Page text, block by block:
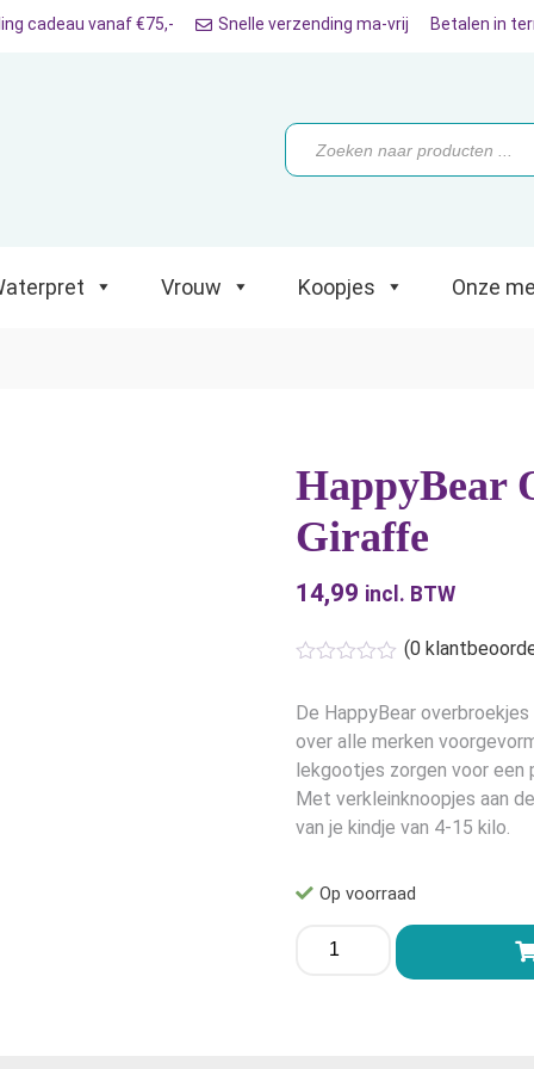
Koopjes Onze merken
cadeau vanaf €75,- Snelle verzending ma-vrij Betalen in
Producten
zoeken
Vrouw Koopjes Onze
HappyBear
Giraffe
14,99 incl. BTW
(0
De HappyBear
over alle merken
lekgootjes zorgen voor
Met verkleinknoopjes aan
van je kindje van 4-15 kilo.
Op voorraad
HappyBear
Overbroekje